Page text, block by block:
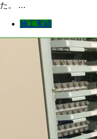
た。 …
施工実績